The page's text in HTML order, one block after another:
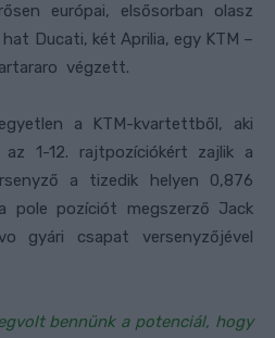
európai, elsősorban olasz
Ducati, két Aprilia, egy KTM –
végzett.
a KTM-kvartettből, aki
1-12. rajtpozíciókért zajlik a
a tizedik helyen 0,876
pole pozíciót megszerző Jack
gyári csapat versenyzőjével
bennünk a potenciál, hogy